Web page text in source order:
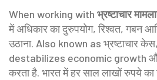
When working with भ्रष्टाचार मामला
में अधिकार का दुरुपयोग, रिश्वत, गबन
उठाना. Also known as भ्रष्टाचार केस
destabilizes economic growth
करता है. भारत में हर साल लाखों रुपये